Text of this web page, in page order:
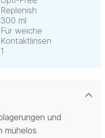
Replenish
300 ml
Für weiche
Kontaktlinsen
1
und
mühelos